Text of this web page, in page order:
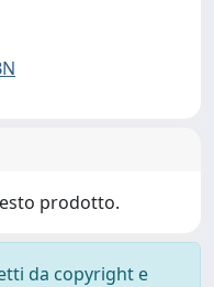
prodotto.
da copyright e